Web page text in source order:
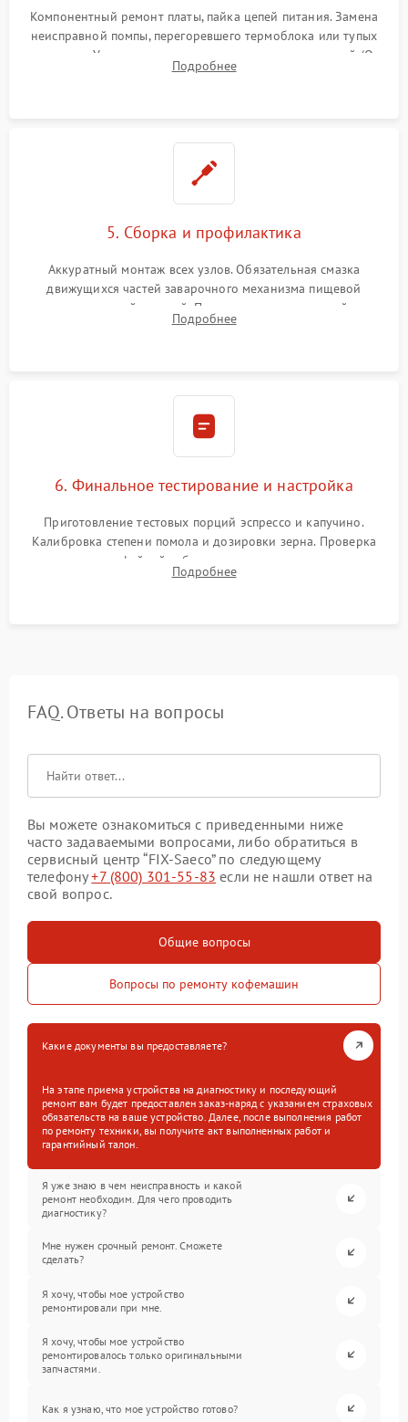
Компонентный ремонт платы, пайка цепей питания. Замена
неисправной помпы, перегоревшего термоблока или тупых
жерновов. Установка новых силиконовых уплотнителей (O-
ring) и тефлоновых трубок для надежного устранения
Подробнее
5. Сборка и профилактика
Аккуратный монтаж всех узлов. Обязательная смазка
движущихся частей заварочного механизма пищевой
силиконовой смазкой. Проведение программной
декальцинации и очистки системы от кофейных масел.
Подробнее
6. Финальное тестирование и настройка
Приготовление тестовых порций эспрессо и капучино.
Калибровка степени помола и дозировки зерна. Проверка
плотности кофейной таблетки, температуры напитка и
качества молочной пены. Контроль отсутствия посторонних
Подробнее
FAQ. Ответы на вопросы
Вы можете ознакомиться с приведенными ниже
часто задаваемыми вопросами, либо обратиться в
сервисный центр “FIX-Saeco” по следующему
телефону+7 (800) 301-55-83 если не нашли ответ на
свой вопрос.
Общие вопросы
Вопросы по ремонту кофемашин
Какие документы вы предоставляете?
На этапе приема устройства на диагностику и последующий
ремонт вам будет предоставлен заказ-наряд с указанием страховых
обязательств на ваше устройство. Далее, после выполнения работ
по ремонту техники, вы получите акт выполненных работ и
гарантийный талон.
Я уже знаю в чем неисправность и какой
ремонт необходим. Для чего проводить
диагностику?
Мне нужен срочный ремонт. Сможете
сделать?
Я хочу, чтобы мое устройство
ремонтировали при мне.
Я хочу, чтобы мое устройство
ремонтировалось только оригинальными
запчастями.
Как я узнаю, что мое устройство готово?